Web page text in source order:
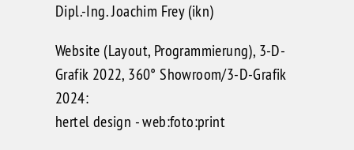
Dipl.-Ing. Joachim Frey (ikn)
Website (Layout, Programmierung), 3-D-
Grafik 2022, 360° Showroom/3-D-Grafik
2024:
hertel design - web:foto:print